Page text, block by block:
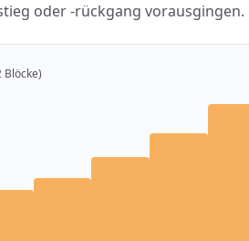
oder -rückgang vorausgingen.
Blöcke)